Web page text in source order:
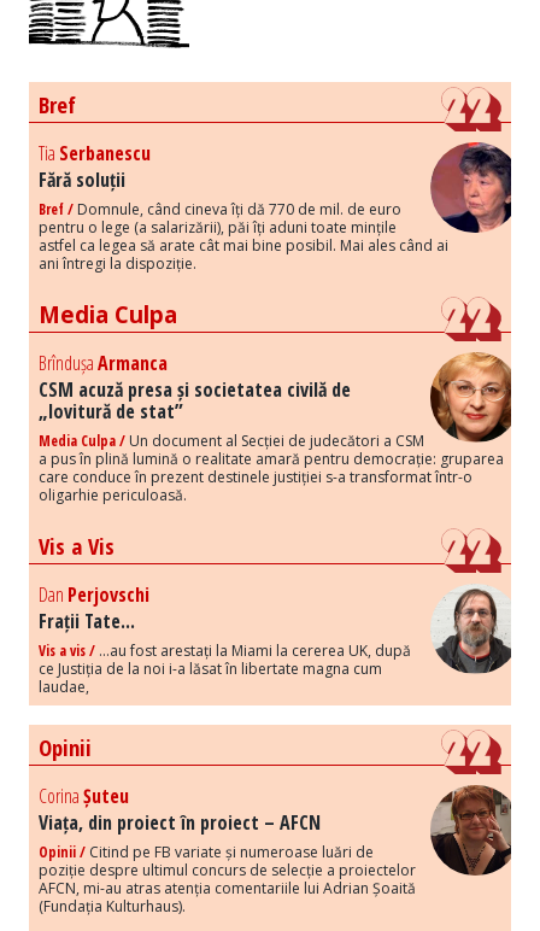
Bref
Tia Serbanescu
Fără soluții
Bref / Domnule, când cineva îți dă 770 de mil. de euro
pentru o lege (a salarizării), păi îți aduni toate mințile
astfel ca legea să arate cât mai bine posibil. Mai ales când ai
ani întregi la dispoziție.
Media Culpa
BrîndușaArmanca
CSM acuză presa și societatea civilă de
„lovitură de stat”
Media Culpa / Un document al Secției de judecători a CSM
a pus în plină lumină o realitate amară pentru democrație: gruparea
care conduce în prezent destinele justiției s-a transformat într-o
oligarhie periculoasă.
Vis a Vis
Dan Perjovschi
Frații Tate...
Vis a vis / ...au fost arestați la Miami la cererea UK, după
ce Justiția de la noi i-a lăsat în libertate magna cum
laudae,
Opinii
CorinaȘuteu
Viața, din proiect în proiect – AFCN
Opinii / Citind pe FB variate și numeroase luări de
poziție despre ultimul concurs de selecție a proiectelor
AFCN, mi-au atras atenția comentariile lui Adrian Șoaită
(Fundația Kulturhaus).